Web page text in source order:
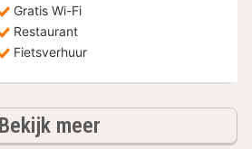
Gratis Wi-Fi
Restaurant
Fietsverhuur
Bekijk meerhotels